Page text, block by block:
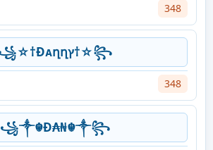
348
꧁☆†Ðᴀղղץ†☆꧂
348
꧁༒☬Đ₳₦☬༒꧂